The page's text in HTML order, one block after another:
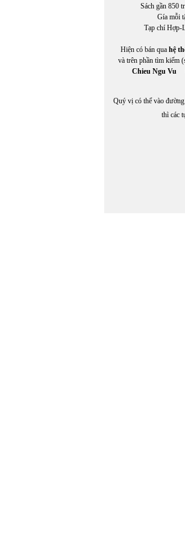
Sách gần 850
Gía mỗi
Tạp chí Hợp-
Hiện có bán qua hệ
và trên phần tìm kiếm
Chieu Ngu Vu
Quý vị có thể vào
thì các